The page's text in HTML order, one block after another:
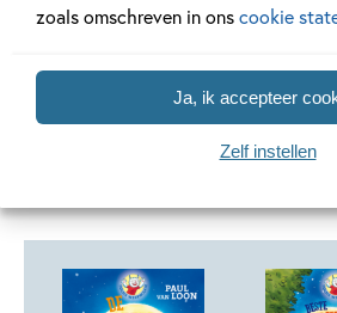
zoals omschreven in onscookie
Ja, ik accepteer
Zelf instellen
Andere boeken uit de